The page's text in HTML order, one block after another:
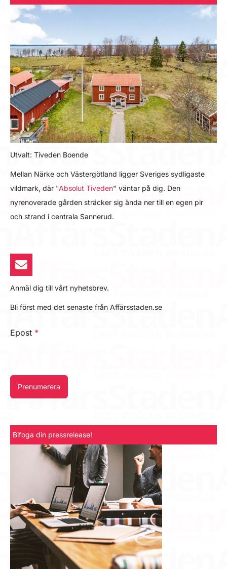
Utvalt: Tiveden Boende
Mellan Närke och Västergötland ligger Sveriges sydligaste
vildmark, där "Absolut Tiveden" väntar på dig. Den
nyrenoverade gården sträcker sig ända ner till en egen pir
och strand i centrala Sannerud.
Anmäl dig till vårt nyhetsbrev.
Bli först med det senaste från Affärsstaden.se
Epost *
Prenumerera
Bifoga din pressrelease!